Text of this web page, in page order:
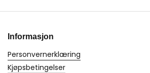
Informasjon
Personvernerklæring
Kjøpsbetingelser